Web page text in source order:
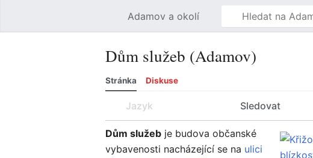
Adamov a okolí
Dům služeb (Adamov)
Stránka Diskuse
Jazyk Sledovat
Dům služeb je budova občanské
vybavenosti nacházející se na ulici